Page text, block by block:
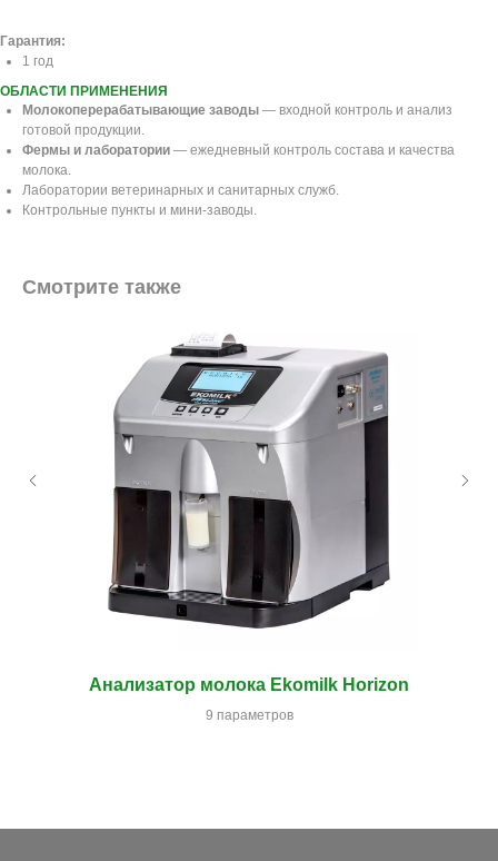
Гарантия:
1 год
ОБЛАСТИ ПРИМЕНЕНИЯ
Молокоперерабатывающие заводы — входной контроль и анализ
готовой продукции.
Фермы и лаборатории — ежедневный контроль состава и качества
молока.
Лаборатории ветеринарных и санитарных служб.
Контрольные пункты и мини-заводы.
Смотрите также
Анализатор молока Ekomilk Horizon
9 параметров